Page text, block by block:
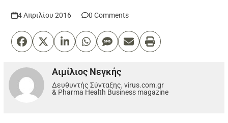
4 Απριλίου 2016 0 Comments
Αιμίλιος Νεγκής
Δευθυντής Σύνταξης, virus.com.gr
& Pharma Health Business magazine